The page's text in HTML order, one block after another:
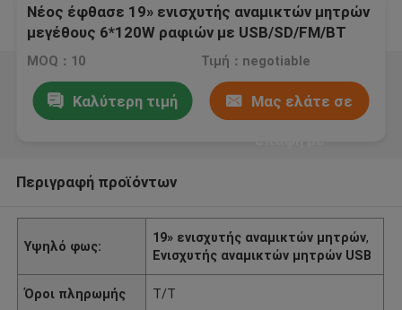
Νέος έφθασε 19» ενισχυτής αναμικτών μητρών
μεγέθους 6*120W ραφιών με USB/SD/FM/BT
MOQ：10 Τιμή：negotiable
Καλύτερη τιμή Μας ελάτε σε
Περιγραφή προϊόντων
Υψηλό φως:
19» ενισχυτής αναμικτών μητρών,
Ενισχυτής αναμικτών μητρών USB
Όροι πληρωμής T/T